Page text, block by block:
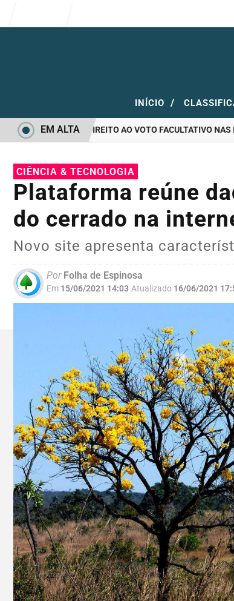
INÍCIO /
E QUEM TEM DIREITO AO VOTO FACULTATIVO NAS
EM ALTA
CIÊNCIA & TECNOLOGIA
Plataforma reúne
do cerrado na
Novo site apresenta
PorFolha de Espinosa
Em 15/06/2021 14:03 Atualizado 16/06/2021